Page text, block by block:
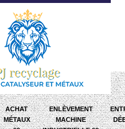
ACHAT
MÉTAUX
ENLÈVEMENT
MACHINE